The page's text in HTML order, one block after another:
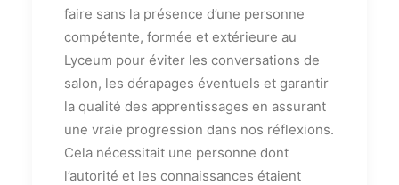
faire sans la présence d’une personne
compétente, formée et extérieure au
Lyceum pour éviter les conversations de
salon, les dérapages éventuels et garantir
la qualité des apprentissages en assurant
une vraie progression dans nos réflexions.
Cela nécessitait une personne dont
l’autorité et les connaissances étaient